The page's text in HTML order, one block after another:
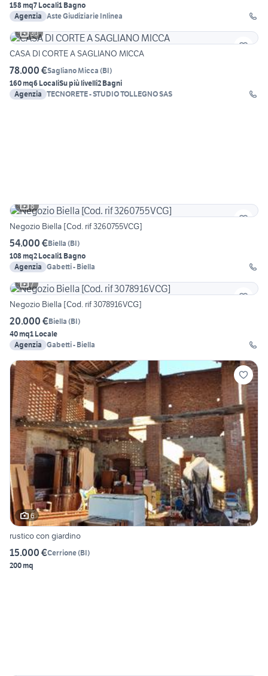
158 mq7 Locali1 Bagno
Agenzia Aste Giudiziarie Inlinea
30
CASA DI CORTE A SAGLIANO MICCA
78.000 €Sagliano Micca (BI)
160 mq6 LocaliSu più livelli2 Bagni
Agenzia TECNORETE - STUDIO TOLLEGNO SAS
8
Negozio Biella [Cod. rif 3260755VCG]
54.000 €Biella (BI)
108 mq2 Locali1 Bagno
Agenzia Gabetti - Biella
7
Negozio Biella [Cod. rif 3078916VCG]
20.000 €Biella (BI)
40 mq1 Locale
Agenzia Gabetti - Biella
6
rustico con giardino
15.000 €Cerrione(BI)
200 mq